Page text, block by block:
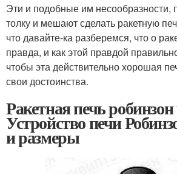
Эти и подобные им несообразности,
толку и мешают сделать ракетную
что давайте-ка разберемся, что о
правда, и как этой правдой
чтобы эта действительно хорошая
свои достоинства.
Ракетная печь
Устройство печи
и размеры